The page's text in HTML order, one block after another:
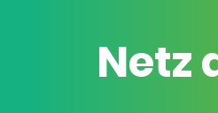
Netz